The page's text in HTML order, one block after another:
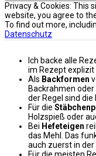
Privacy & Cookies: This
website, you agree to
To find out more,
Datenschutz
Ich backe alle
im Rezept explizit
Als Backformen
Backrahmen
der Regel sind
Für die
Holzspieß oder
Bei Hefeteigen
das Mehl. Das
auch zuerst in der
Für die meisten